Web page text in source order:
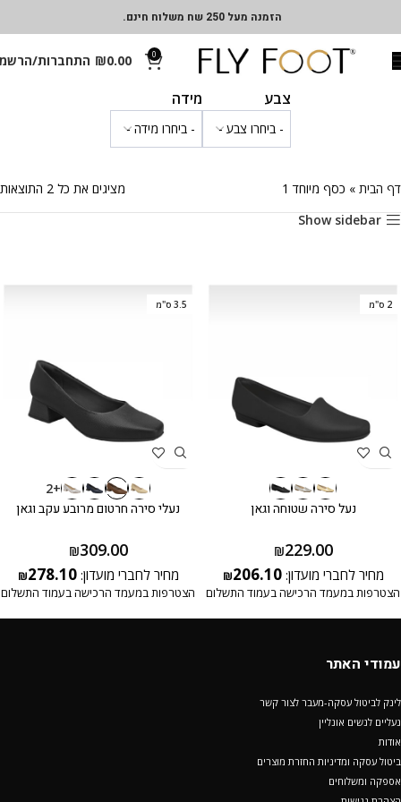
הזמנה מעל 250 שח משלוח חינם.
0
₪0.00 התחברות/
צבע מידה
דף הבית » כסף מיוחד 1
מציגים את כל ⁦2⁩ התוצאות
Show sidebar
2 ס"מ
נעל סירה שטוחה וגאן
₪229.00
מחיר לחברי מועדון: ₪206.10
הצטרפות במעמד הרכישה בעמוד התשלום
3.5 ס"מ
+2
נעלי סירה חרטום מרובע עקב וגאן
₪309.00
מחיר לחברי מועדון: ₪278.10
הצטרפות במעמד הרכישה בעמוד התשלום
עמודי האתר
לינק לביטול עסקה-מעבר לצור קשר
נעליים לנשים אונליין
אודות
ביטול עסקה ומדיניות החזרת מוצרים
אספקה ומשלוחים